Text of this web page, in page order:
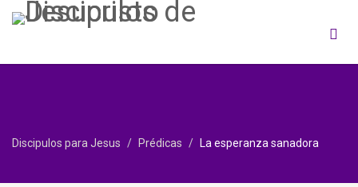
Discipulos para Jesus Prédicas La esperanza sanadora